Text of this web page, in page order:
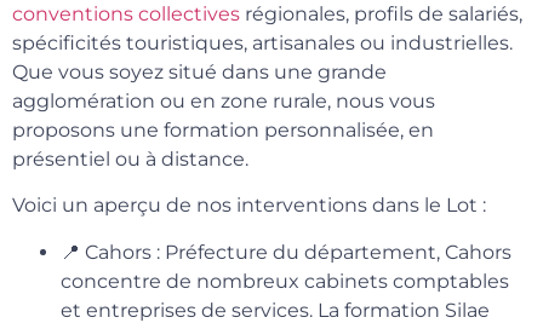
conventions collectives régionales, profils de salariés,
spécificités touristiques, artisanales ou industrielles.
Que vous soyez situé dans une grande
agglomération ou en zone rurale, nous vous
proposons une formation personnalisée, en
présentiel ou à distance.
Voici un aperçu de nos interventions dans le Lot :
📍 Cahors : Préfecture du département, Cahors
concentre de nombreux cabinets comptables
et entreprises de services. La formation Silae